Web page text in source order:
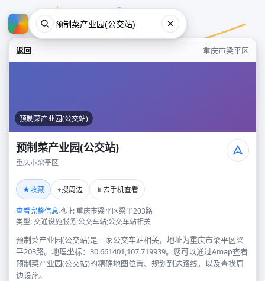
返回 重庆市梁平区
预制菜产业园(公交站)
预制菜产业园(公交站)
重庆市梁平区
★收藏 ⌖搜周边 📱 去手机查看
查看完整信息地址: 重庆市梁平区梁平203路
类型: 交通设施服务;公交车站;公交车站相关
预制菜产业园(公交站)是一家公交车站相关，地址为重庆市梁平区梁
平203路。地理坐标：30.661401,107.719939。您可以通过Amap查看
预制菜产业园(公交站)的精确地图位置、规划到达路线，以及查找周
边设施。